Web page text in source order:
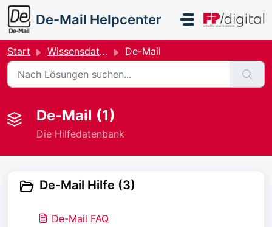
Zum hauptsächlichen Inhalt gehen
De-Mail Helpcenter
Start Wissensdatenbank De-Mail
De-Mail (1)
Die Hilfedatenbank
De-Mail Hilfe (3)
De-Mail FAQ